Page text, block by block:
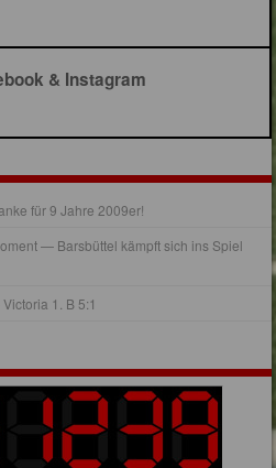
& Instagram
für 9 Jahre 2009er!
— Barsbüttel kämpft sich ins Spiel
1. B 5:1